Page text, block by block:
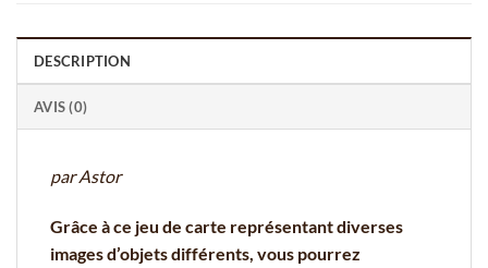
DESCRIPTION
AVIS (0)
par Astor
Grâce à ce jeu de carte représentant diverses
images d’objets différents, vous pourrez